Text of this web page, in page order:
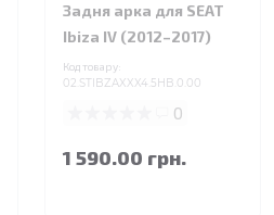
Задня арка для SEAT
Ibiza IV (2012–2017)
Код товару:
02.STIBZAXXX4.5HB.0.00
0
1 590.00 грн.